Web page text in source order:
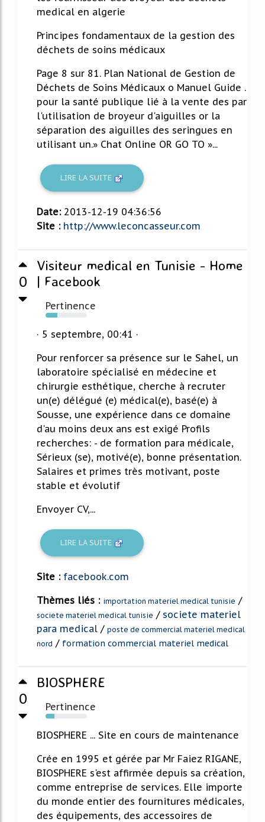
medical en algerie
Principes fondamentaux de la gestion des
déchets de soins médicaux
Page 8 sur 81. Plan National de Gestion de
Déchets de Soins Médicaux o Manuel Guide .
pour la santé publique lié à la vente des par
l'utilisation de broyeur d'aiguilles or la
séparation des aiguilles des seringues en
utilisant un.» Chat Online OR GO TO »...
LIRE LA SUITE
Date: 2013-12-19 04:36:56
Site : http://www.leconcasseur.com
0
Visiteur medical en Tunisie - Home
| Facebook
Pertinence
28%
· 5 septembre, 00:41 ·
Pour renforcer sa présence sur le Sahel, un
laboratoire spécialisé en médecine et
chirurgie esthétique, cherche à recruter
un(e) délégué (e) médical(e), basé(e) à
Sousse, une expérience dans ce domaine
d'au moins deux ans est exigé Profils
recherches: - de formation para médicale,
Sérieux (se), motivé(e), bonne présentation.
Salaires et primes très motivant, poste
stable et évolutif
Envoyer CV,...
LIRE LA SUITE
Site : facebook.com
Thèmes liés : importation materiel medical tunisie /
societe materiel medical tunisie / societe materiel
para medical / poste de commercial materiel medical
nord / formation commercial materiel medical
0
BIOSPHERE
Pertinence
22%
BIOSPHERE ... Site en cours de maintenance
Crée en 1995 et gérée par Mr Faiez RIGANE,
BIOSPHERE s'est affirmée depuis sa création,
comme entreprise de services. Elle importe
du monde entier des fournitures médicales,
des équipements, des accessoires de